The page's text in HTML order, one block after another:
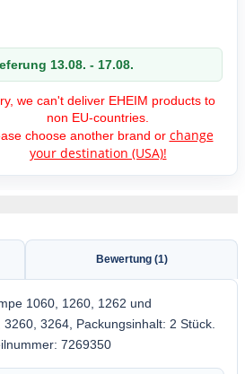
13.08. - 17.08.
we can't deliver EHEIM products to
non EU-countries.
choose another brand or change
your destination (USA)!
Bewertung (1)
1060, 1260, 1262 und
3264, Packungsinhalt: 2 Stück.
7269350